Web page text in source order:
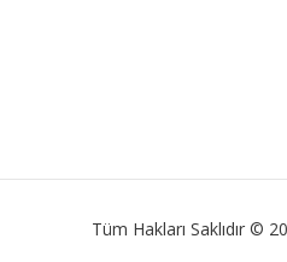
Tüm Hakları Saklıdır ©